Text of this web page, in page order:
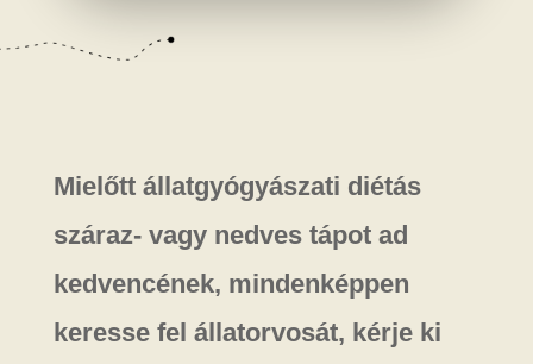
Mielőtt állatgyógyászati diétás
száraz- vagy nedves tápot ad
kedvencének, mindenképpen
keresse fel állatorvosát, kérje ki